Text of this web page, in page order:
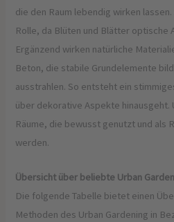
die den Raum lebendig wirken
Rolle, da Blüten und Blätter optische
Ergänzend wirken natürliche
Beton, die stabile Grundelemente
ausstrahlen. So entsteht ein
über dekorative Aspekte hinausgeht.
Räume, die bewusst genutzt und als
werden.
Übersicht über beliebte Urban
Die folgende Tabelle bietet einen
Methoden des Urban Gardening in